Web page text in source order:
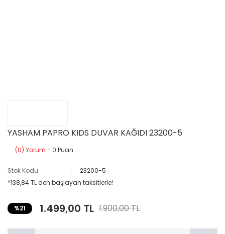
YASHAM PAPRO KIDS DUVAR KAĞIDI 23200-5
(0) Yorum - 0 Puan
Stok Kodu
23200-5
*138,84 TL den başlayan taksitlerle!
%21 1.499,00 TL 1.900,00 TL